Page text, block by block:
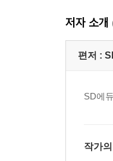
저자 소개
편저 :
SD에
작가